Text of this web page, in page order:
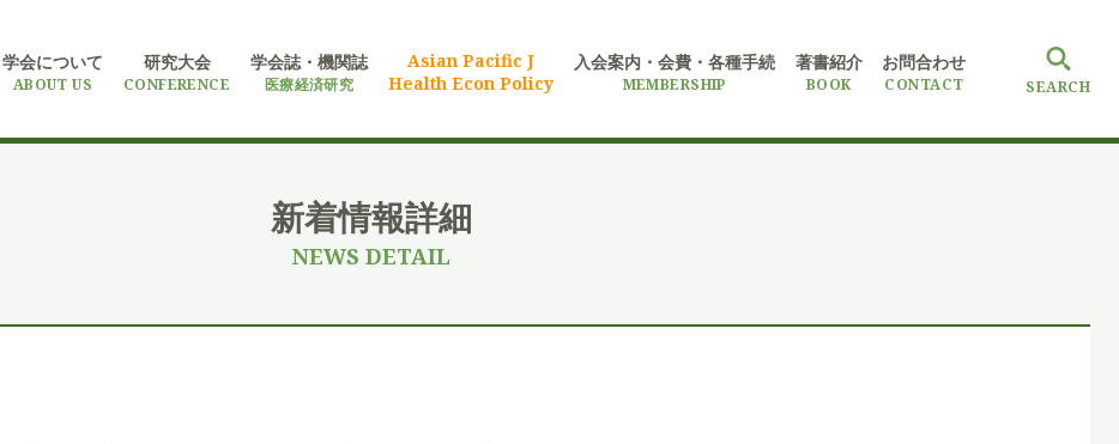
学会について
ABOUT US
研究大会
CONFERENCE
学会誌・機関誌
医療経済研究
Asian Pacific J
Health Econ Policy
入会案内・会費・各種手続
MEMBERSHIP
著書紹介
BOOK
お問合わせ
CONTACT SEARCH
新着情報詳細
NEWS DETAIL